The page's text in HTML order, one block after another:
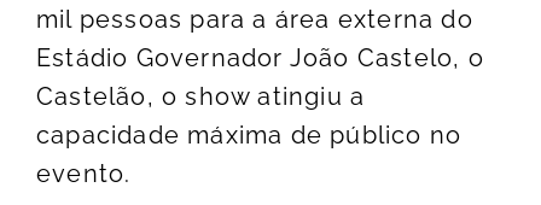
mil pessoas para a área externa do
Estádio Governador João Castelo, o
Castelão, o show atingiu a
capacidade máxima de público no
evento.